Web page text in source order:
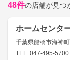
48件の店舗が見つ
ホームセンタ
千葉県船橋市海神
TEL: 047-495-5700